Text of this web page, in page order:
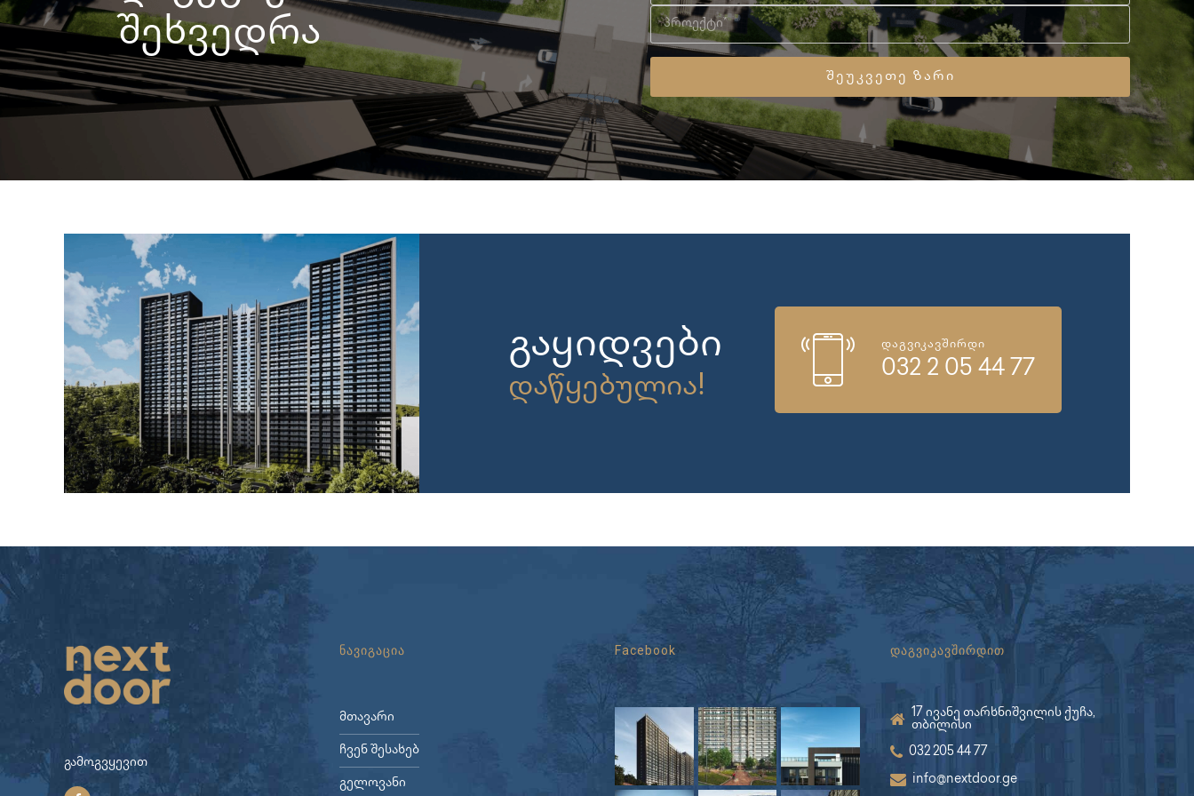
შეხვედრა
გაყიდვები
დაწყებულია!
დაგვიკავშირდი
032 2 05 44 77
გამოგვყევით
ნავიგაცია
მთავარი
ჩვენ შესახებ
გელოვანი
Facebook დაგვიკავშირდით
17 ივანე თარხნიშვილის ქუჩა,
თბილისი
032 205 44 77
info@nextdoor.ge